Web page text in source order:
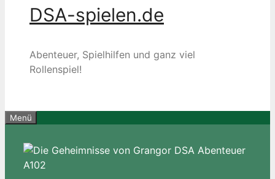
DSA-spielen.de
Abenteuer, Spielhilfen und ganz viel
Rollenspiel!
Menü